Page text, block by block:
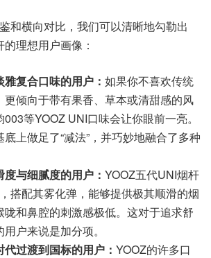
和横向对比，我们可以清晰地勾勒出
理想用户画像：
复合口味的用户： 如果你不喜欢传统
更倾向于带有果香、草本或清甜感的风
等YOOZ UNI口味会让你眼前一亮。
上做足了“减法”，并巧妙地融合了多种
与细腻度的用户： YOOZ五代UNI烟杆
搭配其雾化弹，能够提供极其顺滑的烟
咙和鼻腔的刺激感极低。这对于追求舒
户来说是加分项。
过渡到国标的用户： YOOZ的许多口